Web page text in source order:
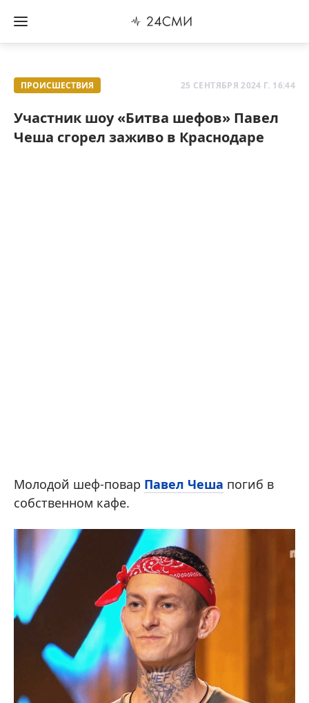
ПРОИСШЕСТВИЯ 25 СЕНТЯБРЯ 2024 Г. 16:44
Участник шоу «Битва шефов» Павел
Чеша сгорел заживо в Краснодаре
Молодой шеф-повар Павел Чеша погиб в
собственном кафе.